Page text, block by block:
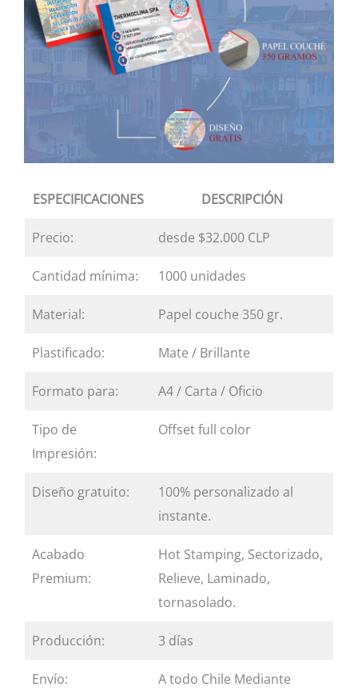
ESPECIFICACIONES DESCRIPCIÓN
Precio: desde $32.000 CLP
Cantidad mínima: 1000 unidades
Material: Papel couche 350 gr.
Plastificado: Mate / Brillante
Formato para: A4 / Carta / Oficio
Tipo de
Impresión:
Offset full color
Diseño gratuito:
100% personalizado al
instante.
Acabado
Premium:
Hot Stamping, Sectorizado,
Relieve, Laminado,
tornasolado.
Producción: 3 días
Envío:
A todo Chile Mediante